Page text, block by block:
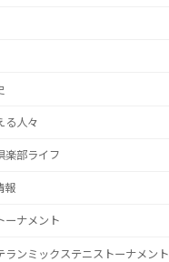
る人々
楽部ライフ
報
ーナメント
ランミックステニストーナメント